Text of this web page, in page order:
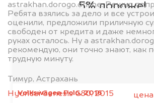
Volkswagen Polo, 2016
astrakhan.dorogo.online. Решил
Ребята взялись за дело и все
оценили, предложили приличную
свободен от кредита и даже
руках осталось. Ну а
рекомендую, они точно знают, как
трудную минуту.
Тимур, Астрахань
Hyundai Genesis G80, 2015
цена
5% дороже!